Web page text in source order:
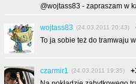
@wojtass83 - zapraszam w
wojtass83 (24.03.2011 20:43)
To ja sobie też do tramwaju
czarmir1 (24.03.2011 19:35)